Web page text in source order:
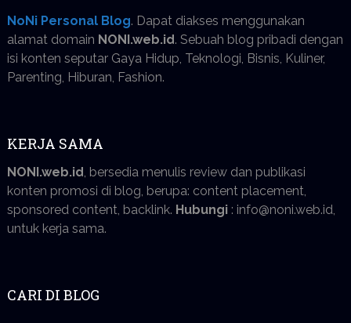
NoNi Personal Blog. Dapat diakses menggunakan
alamat domain NONI.web.id. Sebuah blog pribadi dengan
isi konten seputar Gaya Hidup, Teknologi, Bisnis, Kuliner,
Parenting, Hiburan, Fashion.
KERJA SAMA
NONI.web.id , bersedia menulis review dan publikasi
konten promosi di blog, berupa: content placement,
sponsored content, backlink. Hubungi: info@noni.web.id,
untuk kerja sama.
CARI DI BLOG